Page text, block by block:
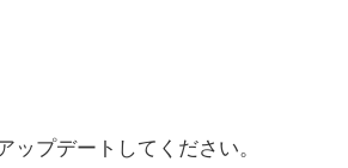
ップデートしてください。